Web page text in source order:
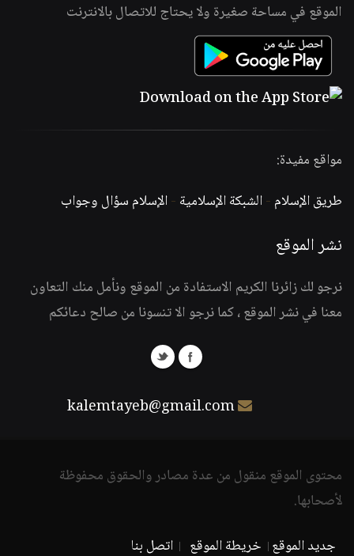
الموقع في مساحة صغيرة ولا يحتاج للاتصال بالانترنت
مواقع مفيدة:
طريق الإسلام -الشبكة الإسلامية -الإسلام سؤال وجواب
نشر الموقع
نرجو لك زائرنا الكريم الاستفادة من الموقع ونأمل منك التعاون
معنا في نشر الموقع ، كما نرجو الا تنسونا من صالح دعائكم
kalemtayeb@gmail.com
محتوى الموقع منقول من عدة مصادر والحقوق محفوظة
لأصحابها.
جديد الموقع خريطة الموقع اتصل بنا